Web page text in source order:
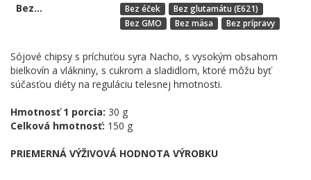
Bez... Bez éček
Bez glutamátu (E621)
Bez GMO
Bez mäsa Bez prípravy
Sójové chipsy s príchuťou syra Nacho, s vysokým obsahom
bielkovín a vlákniny, s cukrom a sladidlom, ktoré môžu byť
súčasťou diéty na reguláciu telesnej hmotnosti.
Hmotnosť 1 porcia: 30 g
Celková hmotnosť: 150 g
PRIEMERNÁ VÝŽIVOVÁ HODNOTA VÝROBKU